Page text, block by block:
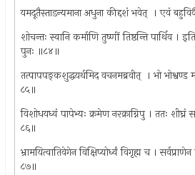
यमदूतैस्ताडन्यमाना अधुना कीद्दशं भवेत् ‍ । एवं
शोचन्तः स्वानि कर्माणि तुष्णीं तिष्ठन्ति पार्थिव ।
पुनः ॥८४॥
तत्पापपङ्कशुद्धयर्थमिद वचनमब्रवीत् ‍ । भो भोश्वण्ड
८५॥
विशोधयध्वं पापेभ्यः क्रमेण नरक्राग्निपु । ततः शीघ्रं
८६॥
भ्रामयित्वातिवेगेन विक्षिप्योर्ध्वं विगृह्म च ।
८७॥